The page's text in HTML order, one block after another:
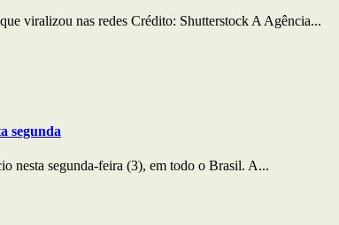
viralizou nas redes Crédito: Shutterstock A Agência...
segunda
nesta segunda-feira (3), em todo o Brasil. A...